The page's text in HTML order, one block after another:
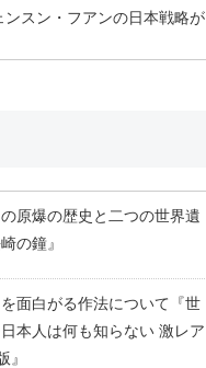
ンスン・フアンの日本戦略が
の原爆の歴史と二つの世界遺
の鐘』
面白がる作法について『世
本人は何も知らない 激レア
』